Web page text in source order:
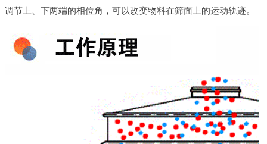
调节上、下两端的相位角，可以改变物料在筛面上的运动轨迹。